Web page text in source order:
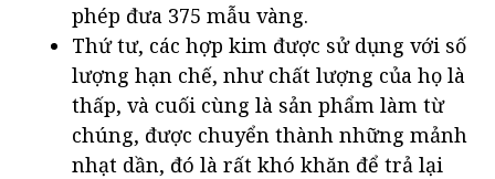
phép đưa 375 mẫu vàng.
Thứ tư, các hợp kim được sử dụng với số
lượng hạn chế, như chất lượng của họ là
thấp, và cuối cùng là sản phẩm làm từ
chúng, được chuyển thành những mảnh
nhạt dần, đó là rất khó khăn để trả lại